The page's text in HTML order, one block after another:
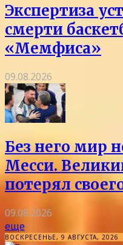
Экспертиза
смерти
«Мемфиса»
09.08.2026
Без него мир
Месси.
потерял
09.08.2026
еще
ВОСКРЕСЕНЬЕ, 9 АВГУСТА, 2026